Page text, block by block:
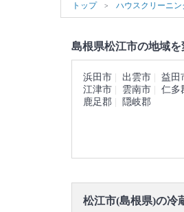
トップ ハウスクリーニン
島根県松江市の地域を
浜田市 出雲市 益田
江津市
雲南市 仁多
鹿足郡
隠岐郡
松江市(島根県)の冷